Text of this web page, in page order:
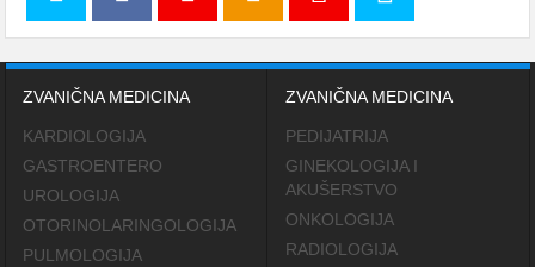
ZVANIČNA MEDICINA
KARDIOLOGIJA
GASTROENTERO
UROLOGIJA
OTORINOLARINGOLOGIJA
PULMOLOGIJA
ZVANIČNA MEDICINA
PEDIJATRIJA
GINEKOLOGIJA I
AKUŠERSTVO
ONKOLOGIJA
RADIOLOGIJA